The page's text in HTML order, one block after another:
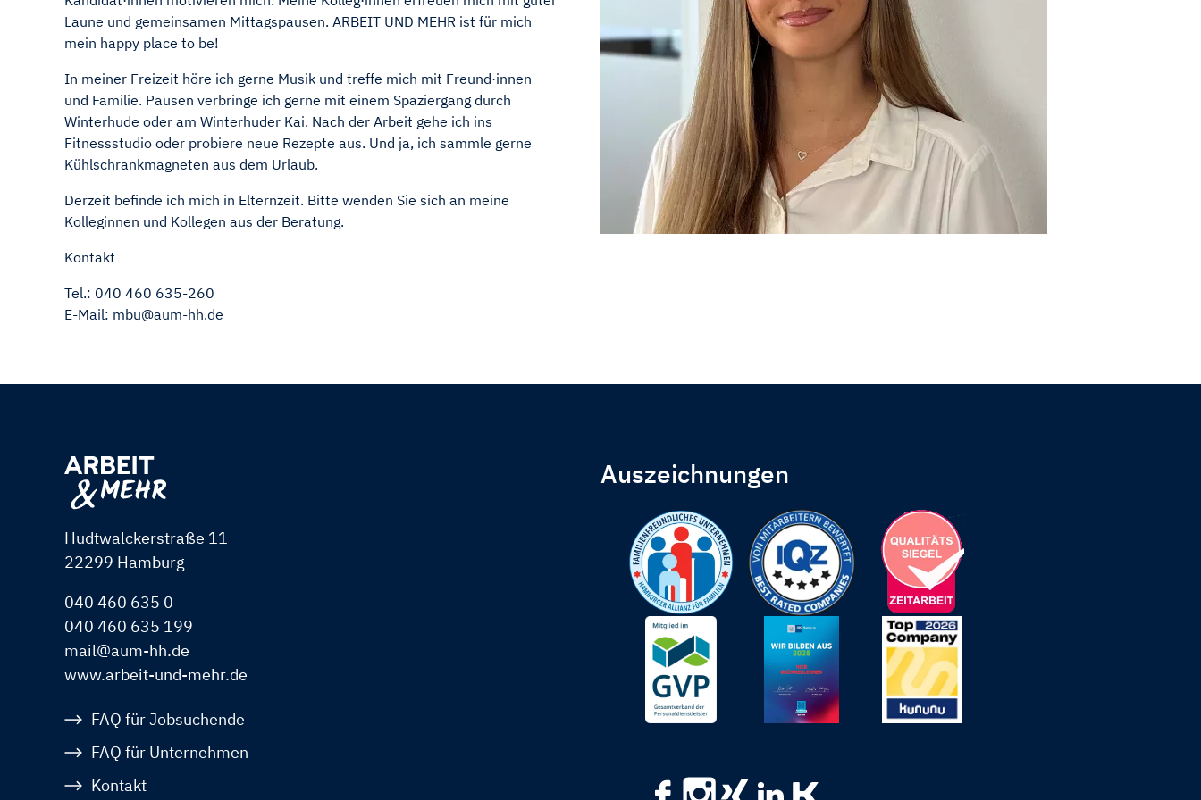
Laune und gemeinsamen Mittagspausen. ARBEIT UND MEHR ist für mich
mein happy place to be!
In meiner Freizeit höre ich gerne Musik und treffe mich mit Freund·innen
und Familie. Pausen verbringe ich gerne mit einem Spaziergang durch
Winterhude oder am Winterhuder Kai. Nach der Arbeit gehe ich ins
Fitnessstudio oder probiere neue Rezepte aus. Und ja, ich sammle gerne
Kühlschrankmagneten aus dem Urlaub.
Derzeit befinde ich mich in Elternzeit. Bitte wenden Sie sich an meine
Kolleginnen und Kollegen aus der Beratung.
Kontakt
Tel.: 040 460 635-260
E-Mail: mbu@aum-hh.de
Hudtwalckerstraße 11
22299 Hamburg
040 460 635 0
040 460 635 199
mail@aum-hh.de
www.arbeit-und-mehr.de
Navigation
FAQ für Jobsuchende
FAQ für Unternehmen
Kontakt
Auszeichnungen